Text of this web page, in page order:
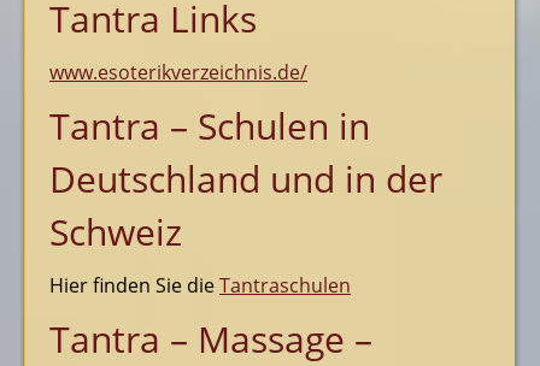
Tantra Links
www.esoterikverzeichnis.de/
Tantra – Schulen in
Deutschland und in der
Schweiz
Hier finden Sie dieTantraschulen
Tantra – Massage –